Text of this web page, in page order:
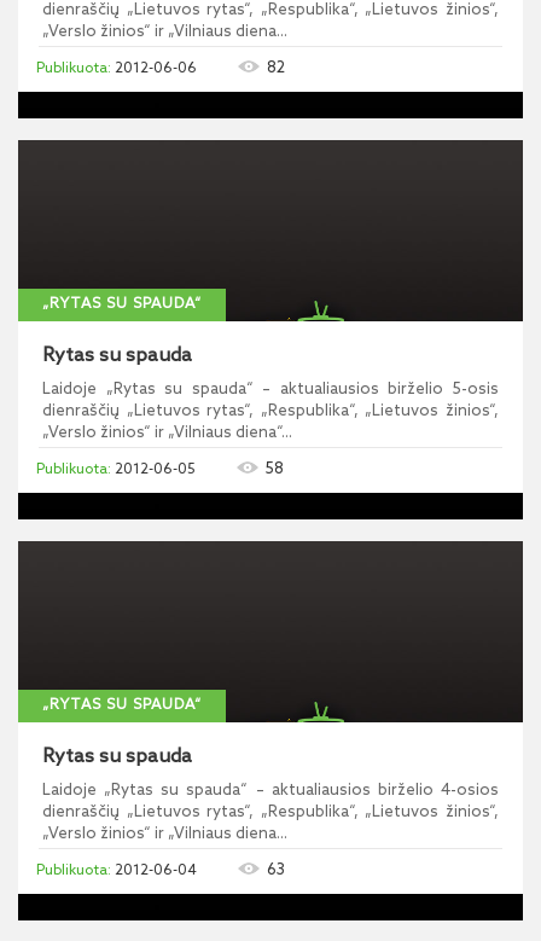
dienraščių „Lietuvos rytas“, „Respublika“, „Lietuvos žinios“,
„Verslo žinios“ ir „Vilniaus diena...
2012-06-06 82
„RYTAS SU SPAUDA“
Rytas su spauda
Laidoje „Rytas su spauda“ – aktualiausios birželio 5-osis
dienraščių „Lietuvos rytas“, „Respublika“, „Lietuvos žinios“,
„Verslo žinios“ ir „Vilniaus diena“...
2012-06-05 58
„RYTAS SU SPAUDA“
Rytas su spauda
Laidoje „Rytas su spauda“ – aktualiausios birželio 4-osios
dienraščių „Lietuvos rytas“, „Respublika“, „Lietuvos žinios“,
„Verslo žinios“ ir „Vilniaus diena...
2012-06-04 63